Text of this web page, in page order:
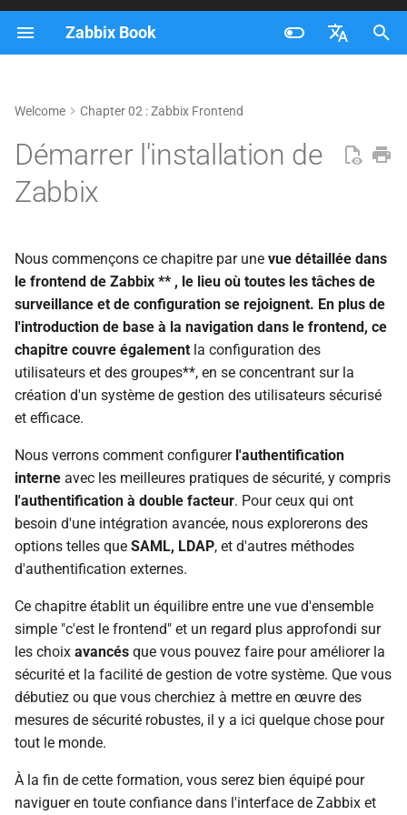
Zabbix Book
Brazilian Portuguese
l
i
s
a
i
o
n
d
e
r
e
c
h
e
Welcome Chapter 02 : Zabbix Frontend
Démarrer l'installation de
Zabbix
Nous commençons ce chapitre par une vue détaillée dans
le frontend de Zabbix ** , le lieu où toutes les tâches de
surveillance et de configuration se rejoignent. En plus de
l'introduction de base à la navigation dans le frontend, ce
chapitre couvre également la configuration des
utilisateurs et des groupes**, en se concentrant sur la
création d'un système de gestion des utilisateurs sécurisé
et efficace.
Nous verrons comment configurer l'authentification
interne avec les meilleures pratiques de sécurité, y compris
l'authentification à double facteur. Pour ceux qui ont
besoin d'une intégration avancée, nous explorerons des
options telles que SAML, LDAP, et d'autres méthodes
d'authentification externes.
Ce chapitre établit un équilibre entre une vue d'ensemble
simple "c'est le frontend" et un regard plus approfondi sur
les choix avancés que vous pouvez faire pour améliorer la
sécurité et la facilité de gestion de votre système. Que vous
débutiez ou que vous cherchiez à mettre en œuvre des
mesures de sécurité robustes, il y a ici quelque chose pour
tout le monde.
À la fin de cette formation, vous serez bien équipé pour
naviguer en toute confiance dans l'interface de Zabbix et